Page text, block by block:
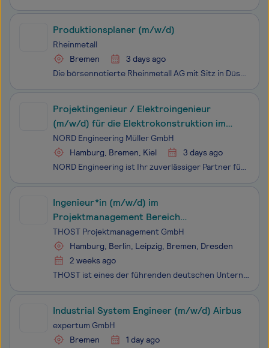
Produktionsplaner (m/w/d)
Rheinmetall
Bremen
3 days ago
Die börsennotierte Rheinmetall AG mit Sitz in Düsseldorf steht als integrierter Technologiekonzern für ein ebenso substanzstarkes wie international erfolgreiches Unternehmen. Als domänenübergreifendes Systemhaus der Sicherheits- und Verteidigungsindustrie bieten wir ein innovatives Produkt- und Leis
Projektingenieur / Elektroingenieur
(m/w/d) für die Elektrokonstruktion im
Sondermaschinenbau
NORD Engineering Müller GmbH
Hamburg, Bremen, Kiel
3 days ago
NORD Engineering ist Ihr zuverlässiger Partner für anspruchsvolle technische Projekte und Herausforderungen in ganz Norddeutschland. Wir verbinden Talente und Profis mit den passenden Unternehmen für langfristige Projekte aus verschiedensten Bereichen wie z.B. Maschinenbau, Elektrotechnik oder Schif
Ingenieur*in (m/w/d) im
Projektmanagement Bereich
verfahrenstechnischer Anlagenbau
THOST Projektmanagement GmbH
Hamburg, Berlin, Leipzig, Bremen, Dresden
2 weeks ago
THOST ist eines der führenden deutschen Unternehmen im Projektmanagement. Von unseren Standorten im In- und Ausland steuern wir komplexe Projekte in den Bereichen Immobilien, Mobilität, IT, Anlagenbau, Infrastruktur und Energie. Mit unserer breit gefächerten Expertise im Projektmanagement betreuen w
Industrial System Engineer (m/w/d) Airbus
expertum GmbH
Bremen
1 day ago